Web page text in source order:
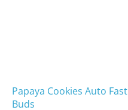
Papaya Cookies Auto Fast
Buds